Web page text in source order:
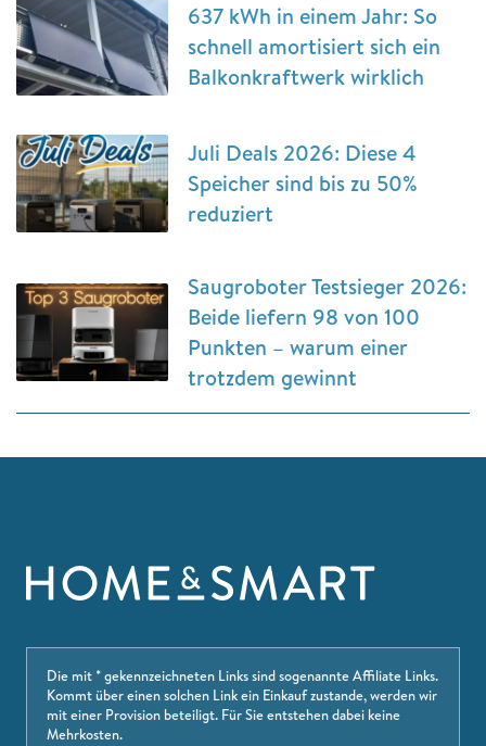
637 kWh in einem Jahr: So
schnell amortisiert sich ein
Balkonkraftwerk wirklich
Juli Deals 2026: Diese 4
Speicher sind bis zu 50%
reduziert
Saugroboter Testsieger 2026:
Beide liefern 98 von 100
Punkten – warum einer
trotzdem gewinnt
Die mit * gekennzeichneten Links sind sogenannte Affiliate Links.
Kommt über einen solchen Link ein Einkauf zustande, werden wir
mit einer Provision beteiligt. Für Sie entstehen dabei keine
Mehrkosten.